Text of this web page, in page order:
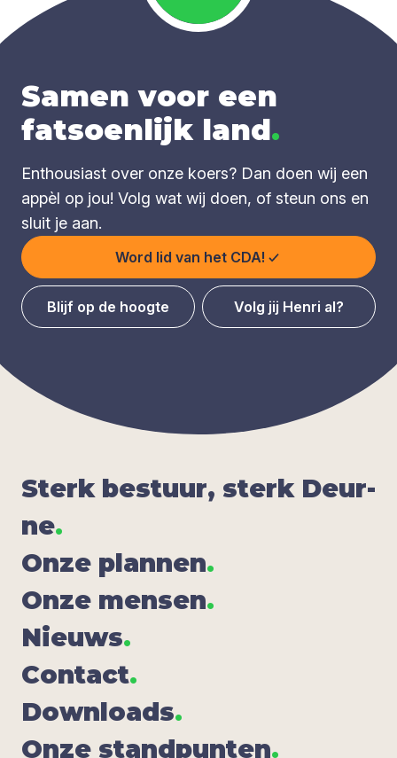
Samen voor een
fatsoenlijk land.
Enthousiast over onze koers? Dan doen wij een
appèl op jou! Volg wat wij doen, of steun ons en
sluit je aan.
Word lid van het CDA!
Blijf op de hoogte Volg jij Henri al?
Sterk bestuur, sterk Deur­
ne.
Onze plan­nen.
Onze men­sen.
Nieuws.
Con­tact.
Down­lo­ads.
Onze stand­pun­ten.